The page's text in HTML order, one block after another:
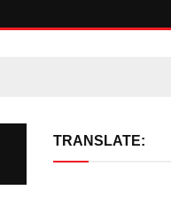
TRANSLATE: